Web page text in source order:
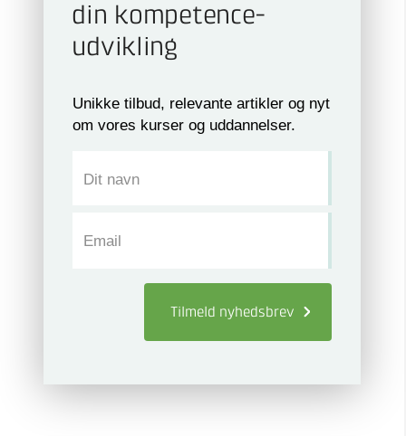
din kompetence­
udvikling
Unikke tilbud, relevante artikler og nyt
om vores kurser og uddannelser.
Dit navn
Email
Tilmeld nyhedsbrev